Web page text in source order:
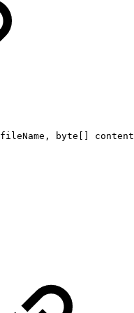
fileName , byte content